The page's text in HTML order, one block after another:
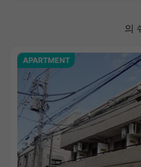
의
APARTMENT